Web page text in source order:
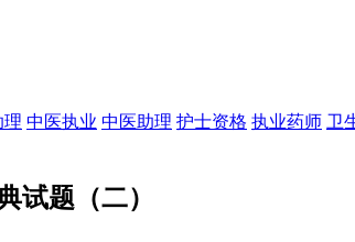
理 中医执业 中医助理 护士资格 执业药师 卫
试题（二）